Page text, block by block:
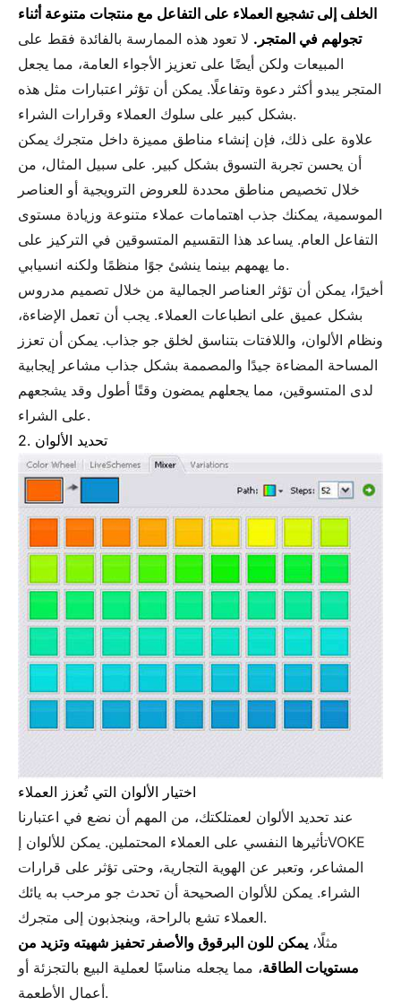
الخلف إلى تشجيع العملاء على التفاعل مع منتجات متنوعة أثناء
تجولهم في المتجر. لا تعود هذه الممارسة بالفائدة فقط على
المبيعات ولكن أيضًا على تعزيز الأجواء العامة، مما يجعل
المتجر يبدو أكثر دعوة وتفاعلًا. يمكن أن تؤثر اعتبارات مثل هذه
بشكل كبير على سلوك العملاء وقرارات الشراء.
علاوة على ذلك، فإن إنشاء مناطق مميزة داخل متجرك يمكن
أن يحسن تجربة التسوق بشكل كبير. على سبيل المثال، من
خلال تخصيص مناطق محددة للعروض الترويجية أو العناصر
الموسمية، يمكنك جذب اهتمامات عملاء متنوعة وزيادة مستوى
التفاعل العام. يساعد هذا التقسيم المتسوقين في التركيز على
ما يهمهم بينما ينشئ جوًا منظمًا ولكنه انسيابي.
أخيرًا، يمكن أن تؤثر العناصر الجمالية من خلال تصميم مدروس
بشكل عميق على انطباعات العملاء. يجب أن تعمل الإضاءة،
ونظام الألوان، واللافتات بتناسق لخلق جو جذاب. يمكن أن تعزز
المساحة المضاءة جيدًا والمصممة بشكل جذاب مشاعر إيجابية
لدى المتسوقين، مما يجعلهم يمضون وقتًا أطول وقد يشجعهم
على الشراء.
2. تحديد الألوان
اختيار الألوان التي تُعزز العملاء
عند تحديد الألوان لعمتلكتك، من المهم أن نضع في اعتبارنا
تأثيرها النفسي على العملاء المحتملين. يمكن للألوان إVOKE
المشاعر، وتعبر عن الهوية التجارية، وحتى تؤثر على قرارات
الشراء. يمكن للألوان الصحيحة أن تحدث جو مرحب به يائك
العملاء تشع بالراحة، وينجذبون إلى متجرك.
مثلًا، يمكن للون البرقوق والأصفر تحفيز شهيته وتزيد من
مستويات الطاقة، مما يجعله مناسبًا لعملية البيع بالتجزئة أو
أعمال الأطعمة.